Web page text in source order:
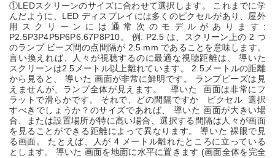
①LEDスクリーンのサイズに合わせて選択します。 これまでに学
んだように、LED ディスプレイには多くのピクセルがあり、屋外
用スクリーンには通常次のモデルがあります:
P2.5P3P4P5P6P6.67P8P10。 例: P2.5 は、スクリーン上の 2 つ
のランプ ビーズ間の点間隔が 2.5 mm であることを意味します。
言い換えれば、人々が視聴するのに最適な視聴距離は、導いた
スクリーンは2.5メートル以上離れています。 2.5メートルの距離
から見ると、導いた画面が非常に鮮明です。 ランプビーズは見
えませんが、ランプ全体が見えます。
導いた
画面は非常にフ
ラットで滑らかです。 それで、どの間隔ですか
ピクセル 選択
すべきでしょうか？のサイズであれば、 導いた画面が大きい場
合、または設置場所が特に高い場合、選択する間隔は人々が画面
を見ることができる距離によって異なります。導いた 裸眼で見
る画面。 たとえば、人が 4 メートル離れたところに立っている
とします。 導いた 画面を地面に水平に置きます (画面全体を完全